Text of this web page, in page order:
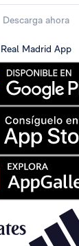
Descarga ahora
Real Madrid App